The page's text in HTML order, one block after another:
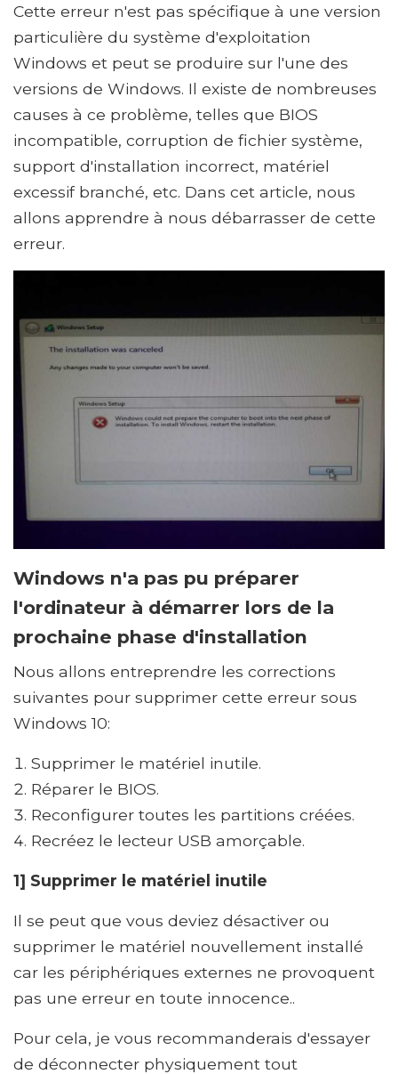
Cette erreur n'est pas spécifique à une version
particulière du système d'exploitation
Windows et peut se produire sur l'une des
versions de Windows. Il existe de nombreuses
causes à ce problème, telles que BIOS
incompatible, corruption de fichier système,
support d'installation incorrect, matériel
excessif branché, etc. Dans cet article, nous
allons apprendre à nous débarrasser de cette
erreur.
Windows n'a pas pu préparer
l'ordinateur à démarrer lors de la
prochaine phase d'installation
Nous allons entreprendre les corrections
suivantes pour supprimer cette erreur sous
Windows 10:
Supprimer le matériel inutile.
Réparer le BIOS.
Reconfigurer toutes les partitions créées.
Recréez le lecteur USB amorçable.
1] Supprimer le matériel inutile
Il se peut que vous deviez désactiver ou
supprimer le matériel nouvellement installé
car les périphériques externes ne provoquent
pas une erreur en toute innocence..
Pour cela, je vous recommanderais d'essayer
de déconnecter physiquement tout